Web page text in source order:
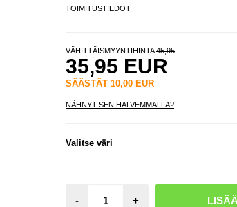
TOIMITUSTIEDOT
VÄHITTÄISMYYNTIHINTA45,95
35,95 EUR
SÄÄSTÄT10,00 EUR
NÄHNYT SEN HALVEMMALLA?
Valitse väri
- +